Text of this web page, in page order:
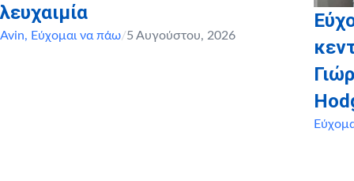
λευχαιμία
Avin, Εύχομαι να πάω/5 Αυγούστου, 2026